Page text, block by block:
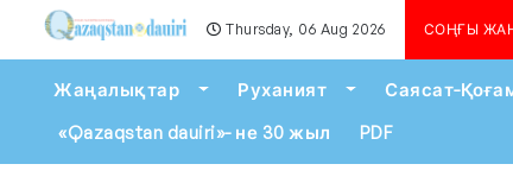
Thursday, 06 Aug 2026 СОҢҒЫ
Алматыда көшкін қаупі
Жаңалықтар Toggle Dropdown
Руханият Toggle Dropdown
Саясат-
«Qazaqstan dauiri»- не 30 жыл
PDF